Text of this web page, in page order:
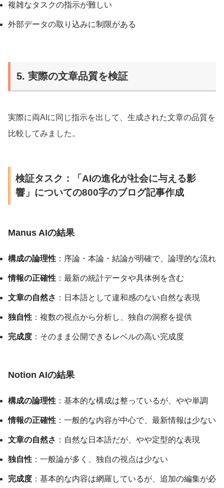
複雑なタスクの指示が難しい
外部データの取り込みに制限がある
5. 実際の文章品質を検証
実際に両AIに同じ指示を出して、生成された文章の品質を
比較してみました。
検証タスク：「AIの進化が社会に与える影
響」についての800字のブログ記事作成
Manus AIの結果
構成の論理性 ：序論・本論・結論が明確で、論理的な流れ
情報の正確性 ：最新の統計データや具体例を含む
文章の自然さ ：日本語として違和感のない自然な表現
独自性 ：複数の視点から分析し、独自の洞察を提供
完成度 ：そのまま公開できるレベルの高い完成度
Notion AIの結果
構成の論理性 ：基本的な構成は整っているが、やや単調
情報の正確性 ：一般的な内容が中心で、最新情報は少ない
文章の自然さ ：自然な日本語だが、やや定型的な表現
独自性 ：一般論が多く、独自の視点は少ない
完成度 ：基本的な内容は網羅しているが、追加の編集が必